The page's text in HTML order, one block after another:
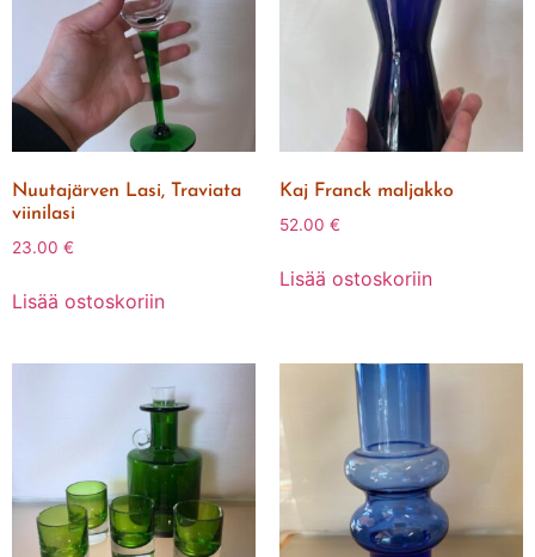
Nuutajärven Lasi, Traviata
viinilasi
23.00 €
Lisää ostoskoriin
Kaj Franck maljakko
52.00 €
Lisää ostoskoriin